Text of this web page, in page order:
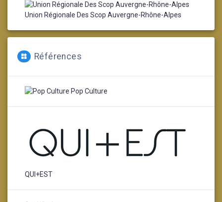
Union Régionale Des Scop Auvergne-Rhône-Alpes
Références
Pop Culture
QUI+EST